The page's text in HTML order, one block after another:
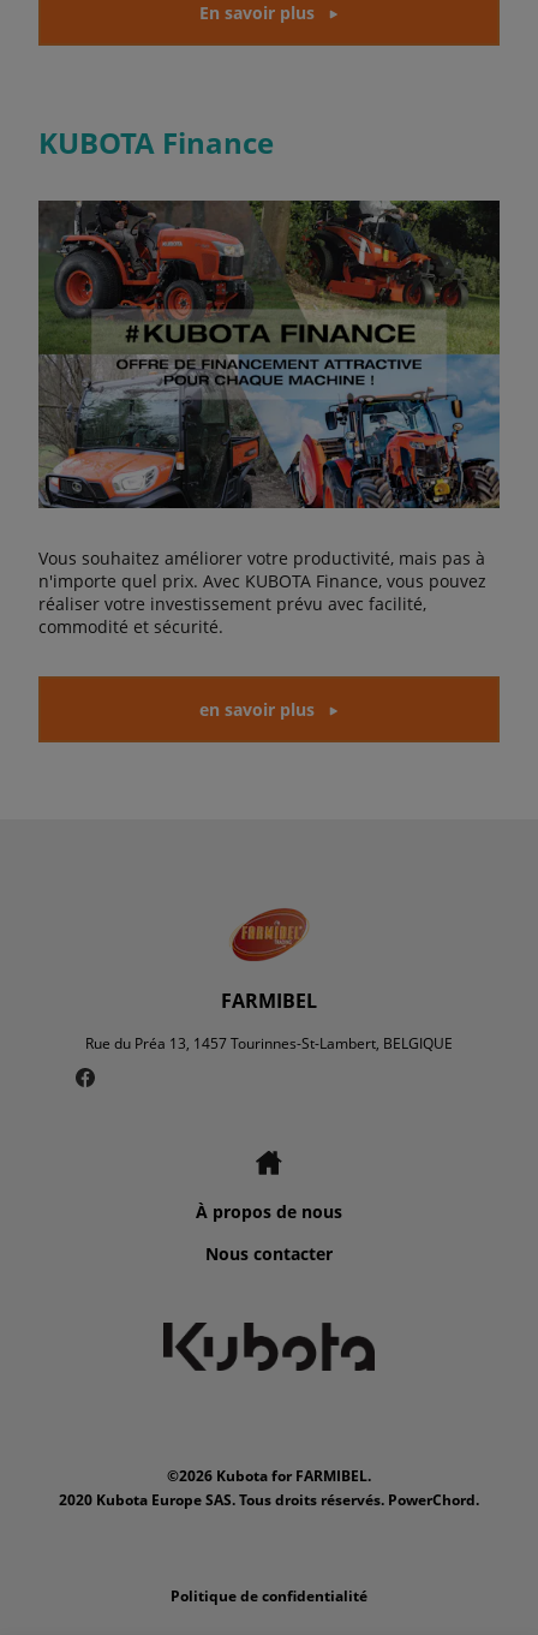
En savoir plus
KUBOTA Finance
Vous souhaitez améliorer votre productivité, mais pas à
n'importe quel prix. Avec KUBOTA Finance, vous pouvez
réaliser votre investissement prévu avec facilité,
commodité et sécurité.
en savoir plus
FARMIBEL
Rue du Préa 13, 1457 Tourinnes-St-Lambert, BELGIQUE
À propos de nous
Nous contacter
©2026 Kubota for FARMIBEL.
2020 Kubota Europe SAS. Tous droits réservés. PowerChord.
Politique de confidentialité